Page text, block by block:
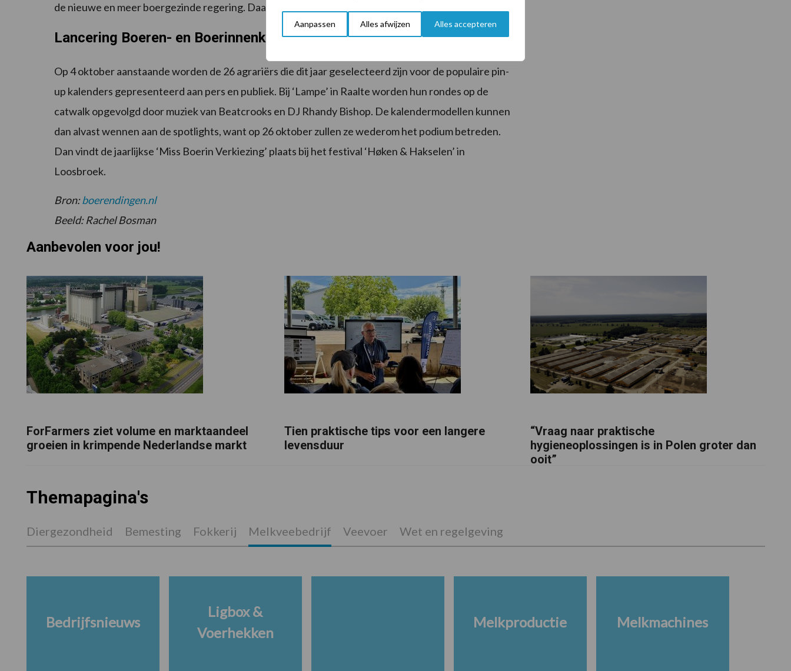
Aanpassen Alles afwijzen Alles accepteren
de nieuwe en meer boergezinde regering. Daar zijn we in België jaloers op!” aldus Lindsay.
Lancering Boeren- en Boerinnenkalender en Miss Boerin Verkiezing
Op 4 oktober aanstaande worden de 26 agrariërs die dit jaar geselecteerd zijn voor de populaire pin-
up kalenders gepresenteerd aan pers en publiek. Bij ‘Lampe’ in Raalte worden hun rondes op de
catwalk opgevolgd door muziek van Beatcrooks en DJ Rhandy Bishop. De kalendermodellen kunnen
dan alvast wennen aan de spotlights, want op 26 oktober zullen ze wederom het podium betreden.
Dan vindt de jaarlijkse ‘Miss Boerin Verkiezing’ plaats bij het festival ‘Høken & Hakselen’ in
Loosbroek.
Bron:boerendingen.nl
Beeld: Rachel Bosman
Aanbevolen voor jou!
ForFarmers ziet volume en marktaandeel
groeien in krimpende Nederlandse markt
Tien praktische tips voor een langere
levensduur
“Vraag naar praktische
hygieneoplossingen is in Polen groter dan
ooit”
Themapagina's
Diergezondheid Bemesting Fokkerij Melkveebedrijf Veevoer Wet en regelgeving
Bedrijfsnieuws
Ligbox &
Voerhekken
Melkproductie Melkmachines